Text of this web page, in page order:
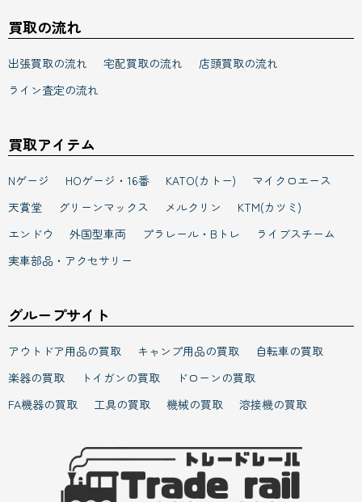
買取の流れ
出張買取の流れ 宅配買取の流れ
店頭買取の流れ
ライン査定の流れ
買取アイテム
Nゲージ HOゲージ・16番 KATO(カトー)
マイクロエース
天賞堂
グリーンマックス メルクリン
KTM(カツミ)
エンドウ
外国型車両 プラレール・Bトレ
ライブスチーム
実車部品・アクセサリー
グループサイト
アウトドア用品の買取 キャンプ用品の買取
自転車の買取
楽器の買取
トイガンの買取
ドローンの買取
FA機器の買取
工具の買取 機械の買取 溶接機の買取